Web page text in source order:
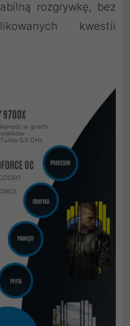
rozgrywkę, bez
kwestii